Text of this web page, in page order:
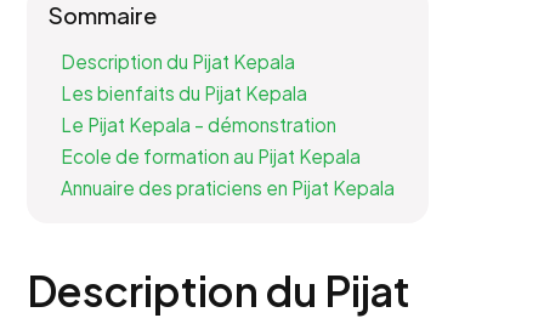
Sommaire
Description du Pijat Kepala
Les bienfaits du Pijat Kepala
Le Pijat Kepala – démonstration
Ecole de formation au Pijat Kepala
Annuaire des praticiens en Pijat Kepala
Description du Pijat